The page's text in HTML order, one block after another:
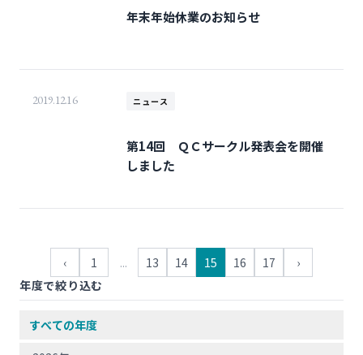
年末年始休業のお知らせ
2019.12.16 ニュース
第14回 ＱＣサークル発表会を開催
しました
‹ 1 ... 13 14 15 16 17
›
年度で絞り込む
すべての年度